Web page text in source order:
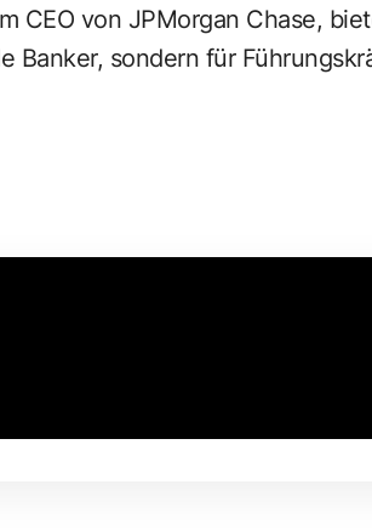
CEO von JPMorgan Chase,
Banker, sondern für